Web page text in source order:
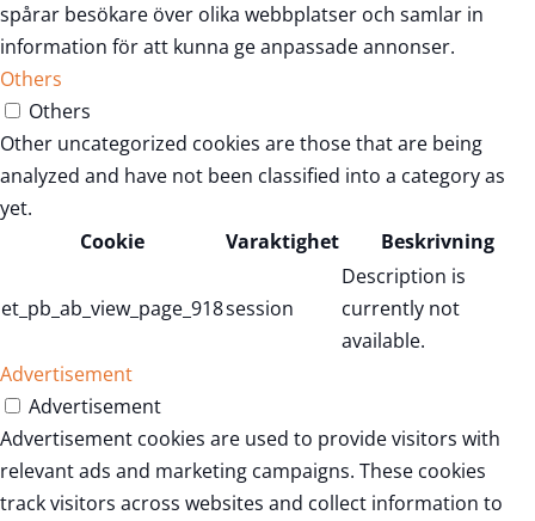
spårar besökare över olika webbplatser och samlar in
information för att kunna ge anpassade annonser.
Others
Others
Other uncategorized cookies are those that are being
analyzed and have not been classified into a category as
yet.
Cookie
Varaktighet Beskrivning
et_pb_ab_view_page_918session
Description is
currently not
available.
Advertisement
Advertisement
Advertisement cookies are used to provide visitors with
relevant ads and marketing campaigns. These cookies
track visitors across websites and collect information to